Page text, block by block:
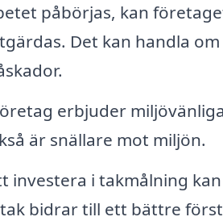
påbörjas, kan
Det kan handla
erbjuder
är snällare mot miljön.
investera i takmålning
bidrar till ett bättre